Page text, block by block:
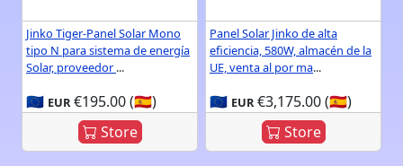
Jinko Tiger-Panel Solar Mono
tipo N para sistema de energía
Solar, proveedor ...
🇪🇺 EUR€195.00 (🇪🇸)
Store
Panel Solar Jinko de alta
eficiencia, 580W, almacén de la
UE, venta al por ma...
🇪🇺 EUR€3,175.00 (🇪🇸)
Store